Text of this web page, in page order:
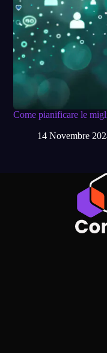
Come pianificare le
14 Novembre